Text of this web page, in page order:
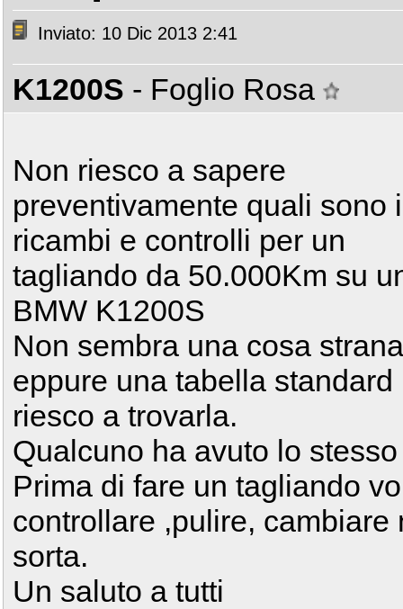
Inviato: 10 Dic 2013 2:41
K1200S - Foglio Rosa
Non riesco a sapere
preventivamente quali sono i
ricambi e controlli per un
tagliando da 50.000Km su
BMW K1200S
Non sembra una cosa
eppure una tabella standard
riesco a trovarla.
Qualcuno ha avuto lo
Prima di fare un tagliando
controllare ,pulire,
sorta.
Un saluto a tutti